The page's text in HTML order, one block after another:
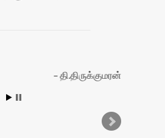
தி.திருக்குமரன்